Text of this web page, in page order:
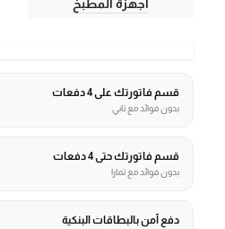
أجهزة المطبخ
قسم فاتورتك على 4 دفعات
بدون فوائد مع تابي
قسم فاتورتك حتى 4 دفعات
بدون فوائد مع تمارا
دفع آمن بالبطاقات البنكية